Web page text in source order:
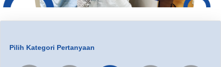
Pilih Kategori Pertanyaan